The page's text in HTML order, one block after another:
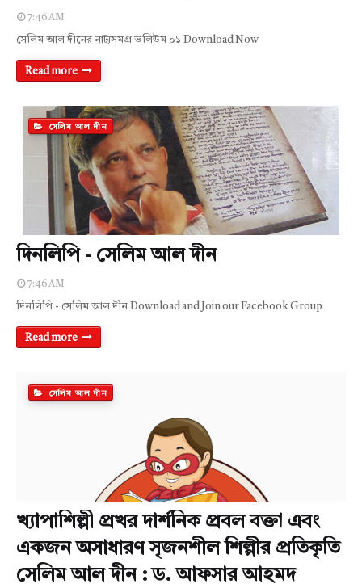
7:46 AM
সেলিম আল দীনের নাট্যসমগ্র ভলিউম ০১ Download Now
Read more
সেলিম আল দীন
দিনলিপি - সেলিম আল দীন
7:46 AM
দিনলিপি - সেলিম আল দীন Download and Join our Facebook Group
Read more
সেলিম আল দীন
খ্যাপাশিল্পী প্রখর দার্শনিক প্রবল বক্তা এবং
একজন অসাধারণ সৃজনশীল শিল্পীর প্রতিকৃতি
সেলিম আল দীন : ড. আফসার আহমদ